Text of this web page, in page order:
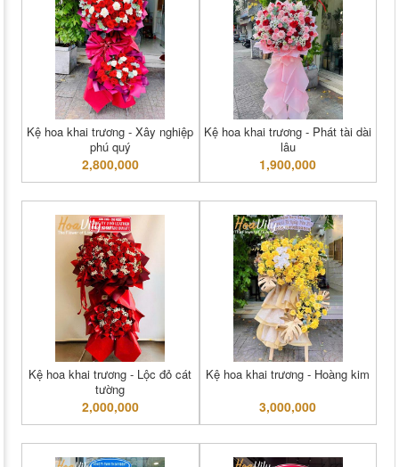
Kệ hoa khai trương - Xây nghiệp
phú quý
2,800,000
Kệ hoa khai trương - Phát tài dài
lâu
1,900,000
Kệ hoa khai trương - Lộc đỏ cát
tường
2,000,000
Kệ hoa khai trương - Hoàng kim
3,000,000